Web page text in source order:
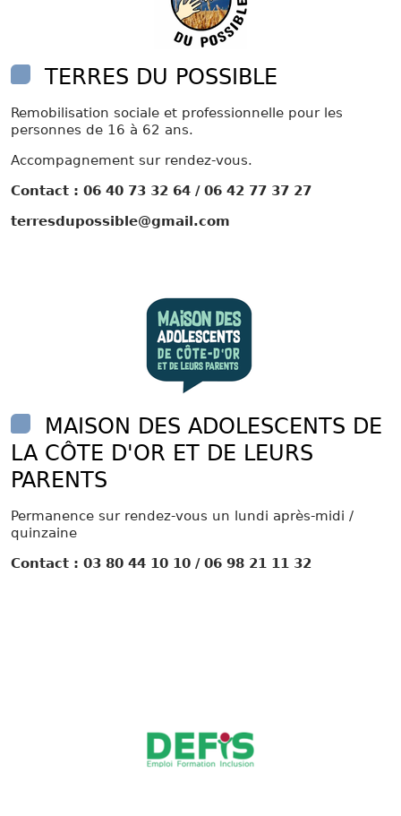
TERRES DU POSSIBLE
Remobilisation sociale et professionnelle pour les
personnes de 16 à 62 ans.
Accompagnement sur rendez-vous.
Contact : 06 40 73 32 64 / 06 42 77 37 27
terresdupossible@gmail.com
MAISON DES ADOLESCENTS DE
LA CÔTE D'OR ET DE LEURS
PARENTS
Permanence sur rendez-vous un lundi après-midi /
quinzaine
Contact : 03 80 44 10 10 / 06 98 21 11 32